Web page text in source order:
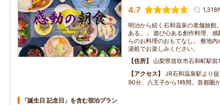
4.7 1,318
明治から続く石和温泉の老舗旅館
ある。」 遊び心ある創作料理、
らのお料理のおもてなし。 敷地
湯処でお楽しみください。
住所
山梨県笛吹市石和町駅
アクセス
JR石和温泉駅より
90分、八王子から1時間。首都圏
「誕生日 記念日」を含む宿泊プラン